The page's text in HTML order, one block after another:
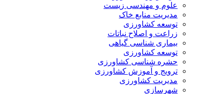
علوم و مهندسی زیست
مدیریت منابع خاک
توسعه کشاورزی
زراعت و اصلاح نباتات
بیماری شناسی گیاهی
توسعه کشاورزی
حشره شناسی کشاورزی
ترویج و آموزش کشاورزی
مدیریت کشاورزی
شهرسازی